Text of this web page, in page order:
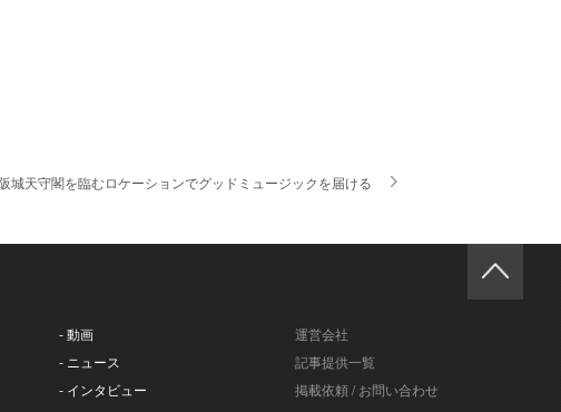
天守閣を臨むロケーションでグッドミュージックを届ける
- 動画
- ニュース
- インタビュー
運営会社
記事提供一覧
掲載依頼 / お問い合わせ